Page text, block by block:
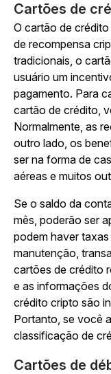
Cartões de
O cartão de
de recompensa
tradicionais, o
usuário um
pagamento. Para
cartão de crédito,
Normalmente, as
outro lado, os
ser na forma de
aéreas e muitos
Se o saldo da
mês, poderão ser
podem haver
manutenção,
cartões de crédito
e as informações
crédito cripto são
Portanto, se você
classificação de
Cartões de